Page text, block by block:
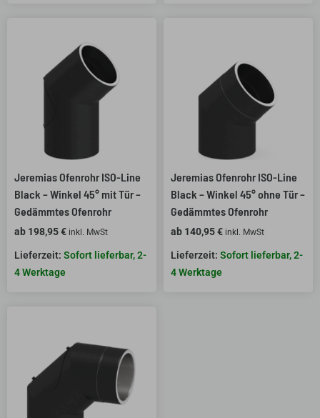
Jeremias Ofenrohr ISO-Line
Black – Winkel 45° mit Tür –
Gedämmtes Ofenrohr
ab 198,95€ inkl. MwSt
Sofort lieferbar, 2-
4 Werktage
Jeremias Ofenrohr ISO-Line
Black – Winkel 45° ohne Tür –
Gedämmtes Ofenrohr
ab 140,95€ inkl. MwSt
Sofort lieferbar, 2-
4 Werktage